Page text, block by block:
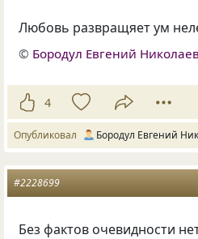
Любовь развращяет ум
© Бородул Евгений
4
Опубликовал Бородул Евгений
#2228699
Без фактов очевидности